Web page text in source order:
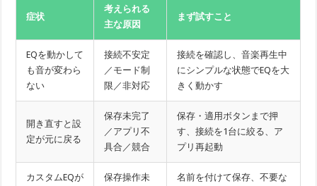
症状
考えられる
主な原因
まず試すこと
EQを動かして
も音が変わら
ない
接続不安定
／モード制
限／非対応
接続を確認し、音楽再生中
にシンプルな状態でEQを大
きく動かす
開き直すと設
定が元に戻る
保存未完了
／アプリ不
具合／競合
保存・適用ボタンまで押
す、接続を1台に絞る、ア
プリ再起動
カスタムEQが
保存操作未
名前を付けて保存、不要な